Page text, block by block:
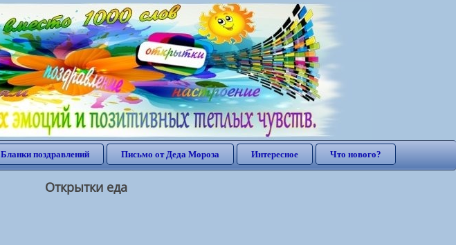
Бланки поздравлений Письмо от Деда Мороза Интересное Что нового?
Открытки еда